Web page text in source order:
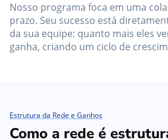
Nosso programa foca em uma
prazo. Seu sucesso está
da sua equipe: quanto mais eles
ganha, criando um ciclo de
Estrutura da Rede e Ganhos
Como a rede é